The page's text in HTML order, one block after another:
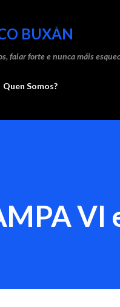
BUXÁN
falar forte e nunca máis
Quen Somos?
VI